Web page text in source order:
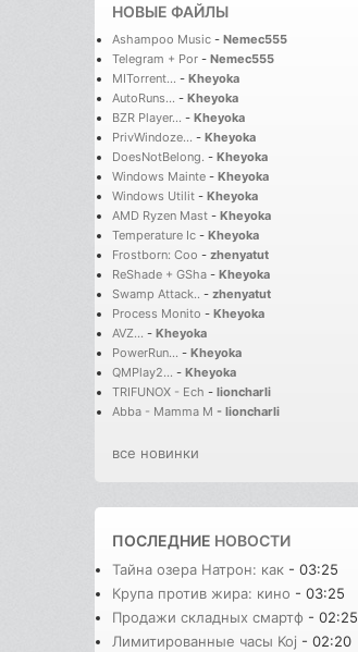
НОВЫЕ ФАЙЛЫ
Ashampoo Music - Nemec555
Telegram + Por - Nemec555
MITorrent... - Kheyoka
AutoRuns... - Kheyoka
BZR Player... - Kheyoka
PrivWindoze... - Kheyoka
DoesNotBelong. - Kheyoka
Windows Mainte - Kheyoka
Windows Utilit - Kheyoka
AMD Ryzen Mast - Kheyoka
Temperature Ic - Kheyoka
Frostborn: Coo - zhenyatut
ReShade + GSha - Kheyoka
Swamp Attack.. - zhenyatut
Process Monito - Kheyoka
AVZ... - Kheyoka
PowerRun... - Kheyoka
QMPlay2... - Kheyoka
TRIFUNOX - Ech - lioncharli
Abba - Mamma M - lioncharli
все новинки
ПОСЛЕДНИЕ НОВОСТИ
Тайна озера Натрон: как - 03:25
Крупа против жира: кино - 03:25
Продажи складных смартф - 02:25
Лимитированные часы Koj - 02:20